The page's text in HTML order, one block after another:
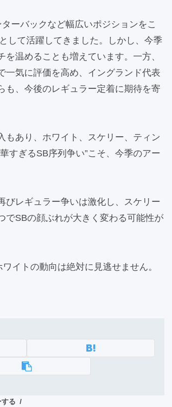
ーバックなど幅広いポジションをこ
して活躍してきました。しかし、今季
温めることも増えています。一方、
一気に評価を高め、イングランド代表
も、今後のレギュラー定着に期待を寄
もあり、ホワイト、スケリー、ティン
すぎるSB序列争い”こそ、今季のアー
びレギュラー争いは激化し、スケリー
でSBの顔ぶれが大きく変わる可能性が
イトの動向は絶対に見逃せません。
る